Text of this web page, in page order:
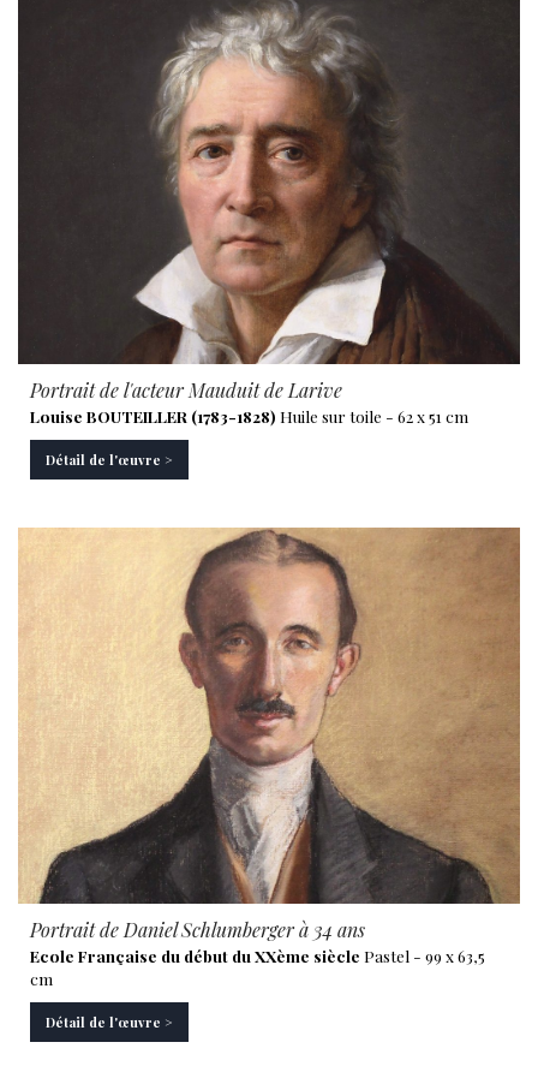
Portrait de l'acteur Mauduit de Larive
Louise BOUTEILLER (1783-1828) Huile sur toile - 62 x 51 cm
Détail de l'œuvre >
Portrait de Daniel Schlumberger à 34 ans
Ecole Française du début du XXème siècle Pastel - 99 x 63,5
cm
Détail de l'œuvre >